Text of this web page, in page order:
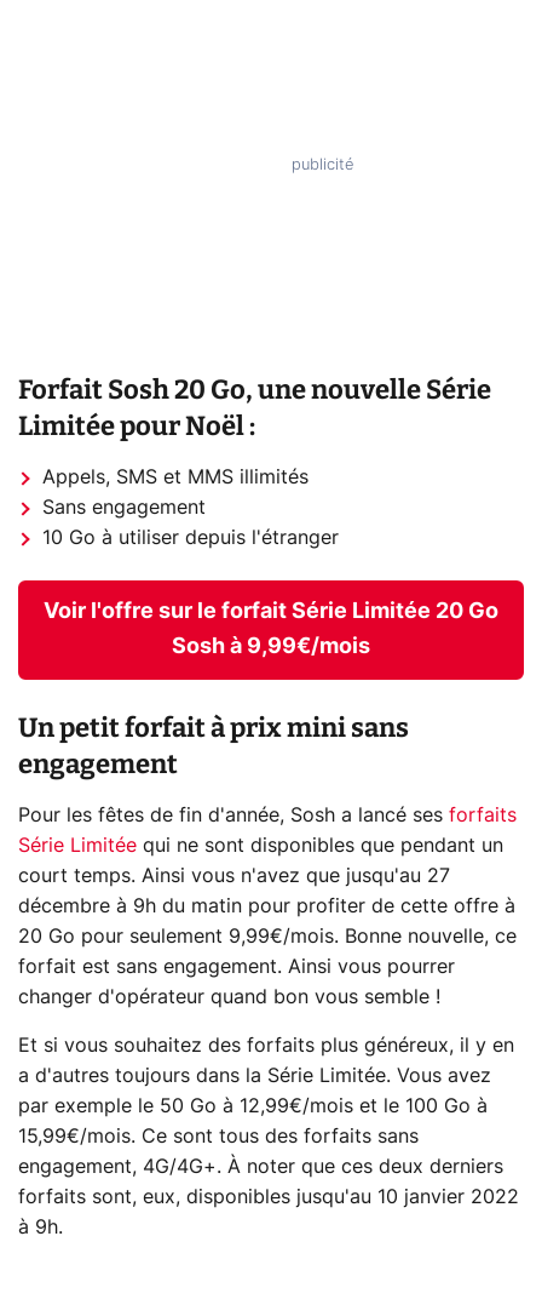
Forfait Sosh 20 Go, une nouvelle Série
Limitée pour Noël :
Appels, SMS et MMS illimités
Sans engagement
10 Go à utiliser depuis l'étranger
Voir l'offre sur le forfait Série Limitée 20 Go
Sosh à 9,99€/mois
Un petit forfait à prix mini sans
engagement
Pour les fêtes de fin d'année, Sosh a lancé ses forfaits
Série Limitée qui ne sont disponibles que pendant un
court temps. Ainsi vous n'avez que jusqu'au 27
décembre à 9h du matin pour profiter de cette offre à
20 Go pour seulement 9,99€/mois. Bonne nouvelle, ce
forfait est sans engagement. Ainsi vous pourrer
changer d'opérateur quand bon vous semble !
Et si vous souhaitez des forfaits plus généreux, il y en
a d'autres toujours dans la Série Limitée. Vous avez
par exemple le 50 Go à 12,99€/mois et le 100 Go à
15,99€/mois. Ce sont tous des forfaits sans
engagement, 4G/4G+. À noter que ces deux derniers
forfaits sont, eux, disponibles jusqu'au 10 janvier 2022
à 9h.